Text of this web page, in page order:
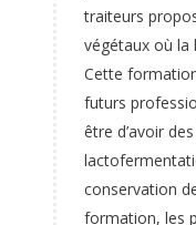
traiteurs
végétaux où
Cette
futurs
être d’avoir
conservation
formation, les